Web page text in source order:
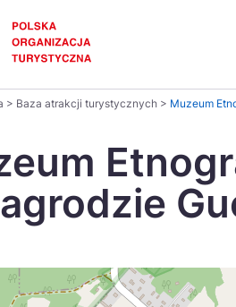
na... Co
i kuchnia
Україна
> Baza atrakcji turystycznych > Muzeum